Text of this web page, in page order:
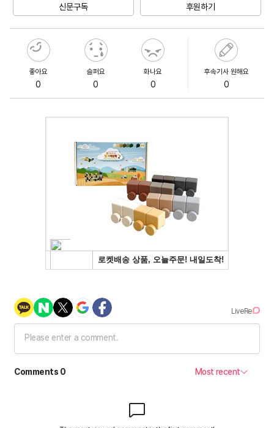
신문구독 후원하기
좋아요
0
슬퍼요
0
화나요
0
후속기사 원해요
0